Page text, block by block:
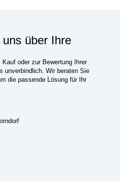
über Ihre
oder zur Bewertung Ihrer
unverbindlich. Wir beraten Sie
die passende Lösung für Ihr